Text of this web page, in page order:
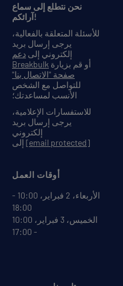
أوقات العمل
الأربعاء، 2 فبراير، 10:00 -
18:00
الخميس، 3 فبراير، 10:00
- 17:00
نحن نتطلع إلى سماع
آرائكم!
للأسئلة المتعلقة بالفعالية،
يرجى إرسال بريد
إلكتروني إلى دعم
Breakbulk أو قم بزيارة
صفحة "الاتصال بنا"
للتواصل مع الشخص
الأنسب لمساعدتك؛
للاستفسارات الإعلامية،
يرجى إرسال بريد
إلكتروني
[email protected]